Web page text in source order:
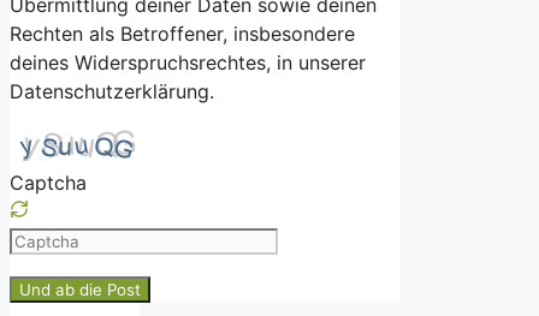
Übermittlung deiner Daten sowie deinen
Rechten als Betroffener, insbesondere
deines Widerspruchsrechtes, in unserer
Datenschutzerklärung.
Captcha
Please
the